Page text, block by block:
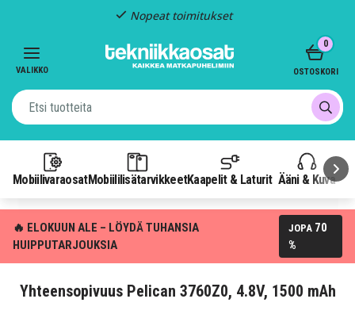
Nopeat toimitukset
VALIKKO
MobiilivaraosatMobiililisätarvikkeetKaapelit & Laturit Ääni & Kuva
0
OSTOSKORI
🔥 ELOKUUN ALE – LÖYDÄ TUHANSIA
HUIPPUTARJOUKSIA
JOPA 70
%
Yhteensopivuus Pelican 3760Z0, 4.8V, 1500 mAh